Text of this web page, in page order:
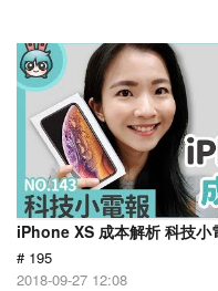
iPhone XS 成本解析 科技小
# 195
2018-09-27 12:08